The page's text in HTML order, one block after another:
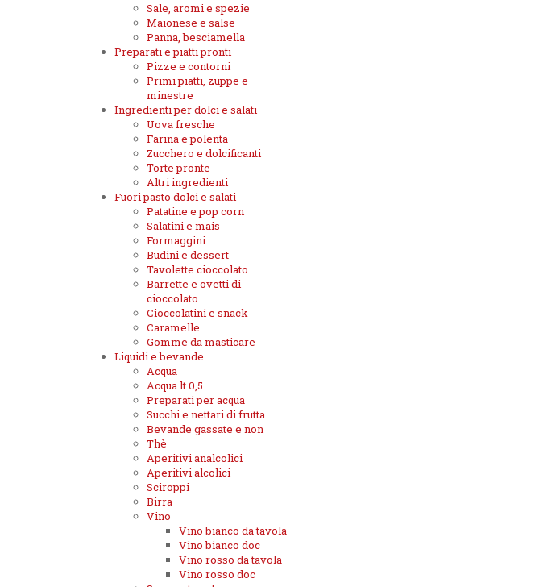
Sale, aromi e spezie
Maionese e salse
Panna, besciamella
Preparati e piatti pronti
Pizze e contorni
Primi piatti, zuppe e
minestre
Ingredienti per dolci e salati
Uova fresche
Farina e polenta
Zucchero e dolcificanti
Torte pronte
Altri ingredienti
Fuori pasto dolci e salati
Patatine e pop corn
Salatini e mais
Formaggini
Budini e dessert
Tavolette cioccolato
Barrette e ovetti di
cioccolato
Cioccolatini e snack
Caramelle
Gomme da masticare
Liquidi e bevande
Acqua
Acqua lt.0,5
Preparati per acqua
Succhi e nettari di frutta
Bevande gassate e non
Thè
Aperitivi analcolici
Aperitivi alcolici
Sciroppi
Birra
Vino
Vino bianco da tavola
Vino bianco doc
Vino rosso da tavola
Vino rosso doc